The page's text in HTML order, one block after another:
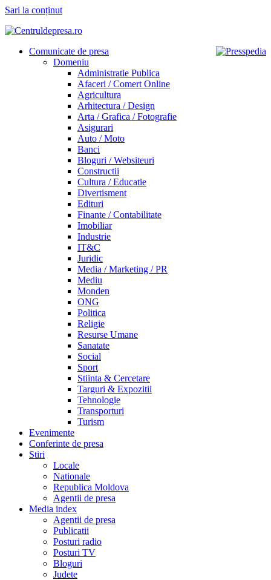
Sari la conținut
Comunicate de presa
Domeniu
Administratie Publica
Afaceri / Comert Online
Agricultura
Arhitectura / Design
Arta / Grafica / Fotografie
Asigurari
Auto / Moto
Banci
Bloguri / Websiteuri
Constructii
Cultura / Educatie
Divertisment
Edituri
Finante / Contabilitate
Imobiliar
Industrie
IT&C
Juridic
Media / Marketing / PR
Mediu
Monden
ONG
Politica
Religie
Resurse Umane
Sanatate
Social
Sport
Stiinta & Cercetare
Targuri & Expozitii
Tehnologie
Transporturi
Turism
Evenimente
Conferinte de presa
Stiri
Locale
Nationale
Republica Moldova
Agentii de presa
Media index
Agentii de presa
Publicatii
Posturi radio
Posturi TV
Bloguri
Judete